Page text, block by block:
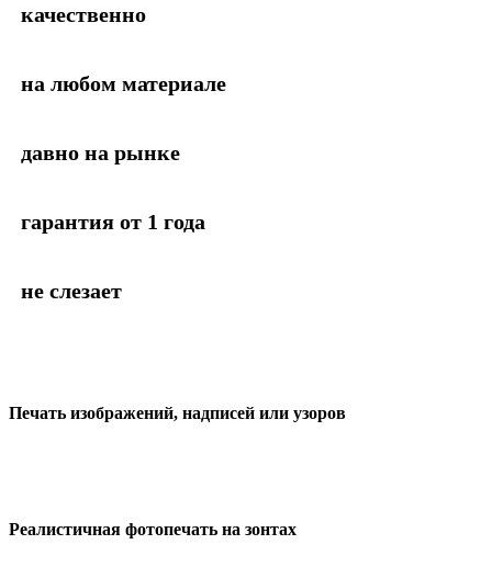
качественно
на любом материале
давно на рынке
гарантия от 1 года
не слезает
Печать изображений, надписей или узоров
Реалистичная фотопечать на зонтах